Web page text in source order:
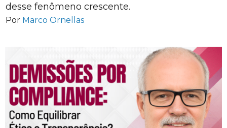
desse fenômeno crescente.
Por Marco Ornellas